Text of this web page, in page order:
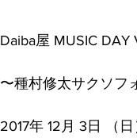
Daiba屋 MUSIC DAY
〜種村修太サクソフ
2017年 12月 3日 （日